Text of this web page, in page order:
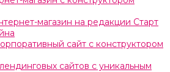
магазин на редакции Старт
сайт с конструктором
сайтов с уникальным